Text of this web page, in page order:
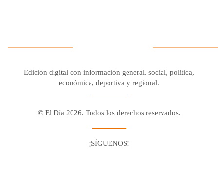
Edición digital con información general, social, política,
económica, deportiva y regional.
© El Día 2026. Todos los derechos reservados.
¡SÍGUENOS!